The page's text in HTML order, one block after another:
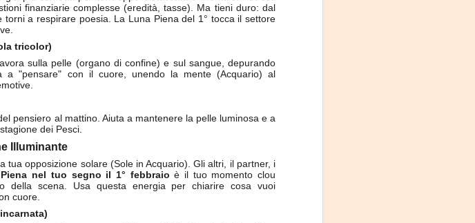
finanziarie complesse (eredità, tasse). Ma tieni duro: dal
a respirare poesia. La Luna Piena del 1° tocca il settore
tricolor)
sulla pelle (organo di confine) e sul sangue, depurando
a "pensare" con il cuore, unendo la mente (Acquario) al
pensiero al mattino. Aiuta a mantenere la pelle luminosa e a
dei Pesci.
Illuminante
tua opposizione solare (Sole in Acquario). Gli altri, il partner, i
nel tuo segno il 1° febbraio è il tuo momento clou
della scena. Usa questa energia per chiarire cosa vuoi
cuore.
F-0 (ワイバーンF-0)